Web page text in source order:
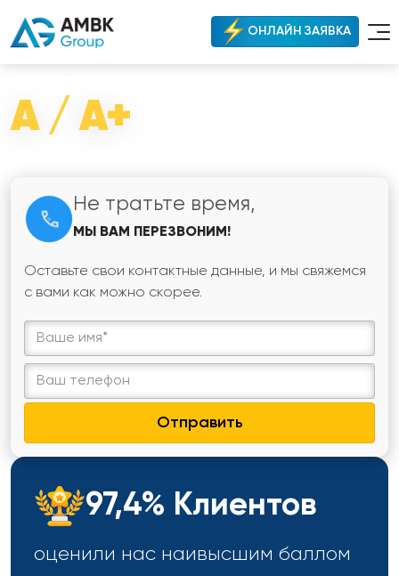
ОНЛАЙН ЗАЯВКА
A / A+
Не тратьте время,
МЫ ВАМ ПЕРЕЗВОНИМ!
Оставьте свои контактные данные, и мы свяжемся
с вами как можно скорее.
Отправить
97,4% Клиентов
оценили нас наивысшим баллом